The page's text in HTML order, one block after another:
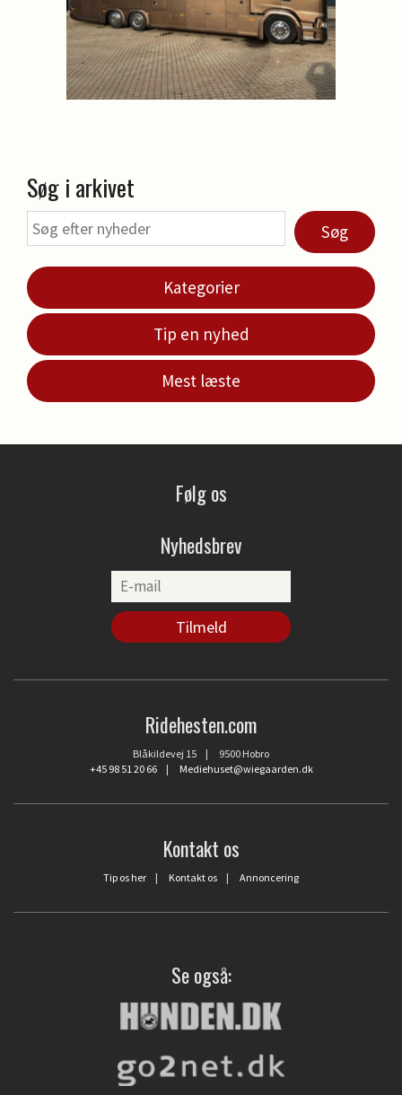
Søg i arkivet
Søg
Kategorier
Tip en nyhed
Mest læste
Følg os
Nyhedsbrev
Ridehesten.com
Blåkildevej 15 | 9500 Hobro
+45 98 51 20 66| Mediehuset@wiegaarden.dk
Kontakt os
Tip os her | Kontakt os | Annoncering
Se også: